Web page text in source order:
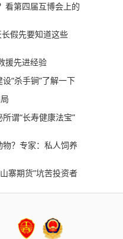
看第四届互博会上的
假先要知道这些
援先进经验
“杀手锏”了解一下
所谓“长寿健康法宝”
？专家：私人饲养
寨期货”坑苦投资者